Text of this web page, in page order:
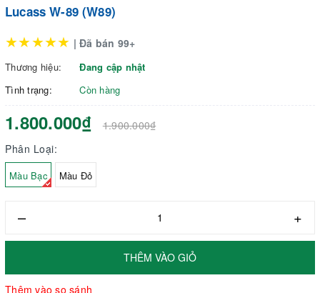
Lucass W-89 (W89)
★★★★★ | Đã bán 99+
Thương hiệu:
Đang cập nhật
Tình trạng:
Còn hàng
1.800.000₫
1.900.000₫
Phân Loại:
Màu Bạc Màu Đỏ
– +
THÊM VÀO GIỎ
Thêm vào so sánh